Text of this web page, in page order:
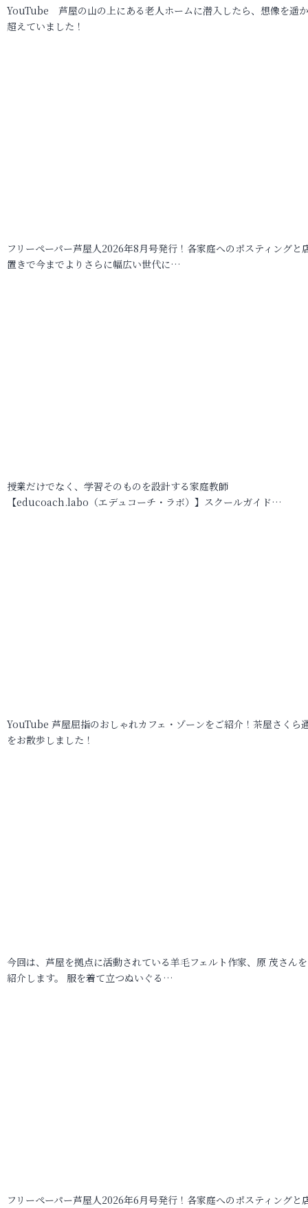
YouTube 芦屋の山の上にある老人ホームに潜入したら、想像を遥
超えていました！
フリーペーパー芦屋人2026年8月号発行！各家庭へのポスティングと
置きで今までよりさらに幅広い世代に…
授業だけでなく、学習そのものを設計する家庭教師
【educoach.labo（エデュコーチ・ラボ）】スクールガイド…
YouTube 芦屋屈指のおしゃれカフェ・ゾーンをご紹介！茶屋さくら
をお散歩しました！
今回は、芦屋を拠点に活動されている羊毛フェルト作家、原 茂さん
紹介します。 服を着て立つぬいぐる…
フリーペーパー芦屋人2026年6月号発行！各家庭へのポスティングと